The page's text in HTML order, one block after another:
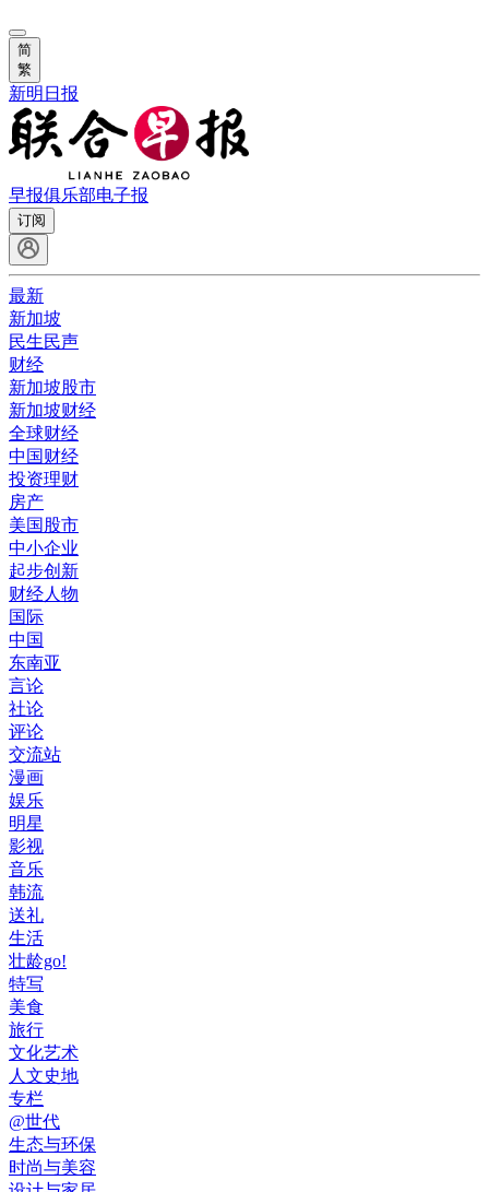
简
繁
新明日报
早报俱乐部电子报
订阅
最新
新加坡
民生民声
财经
新加坡股市
新加坡财经
全球财经
中国财经
投资理财
房产
美国股市
中小企业
起步创新
财经人物
国际
中国
东南亚
言论
社论
评论
交流站
漫画
娱乐
明星
影视
音乐
韩流
送礼
生活
壮龄go!
特写
美食
旅行
文化艺术
人文史地
专栏
@世代
生态与环保
时尚与美容